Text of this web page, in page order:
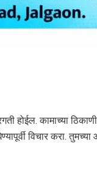
होईल. कामाच्या
विचार करा. तुमच्या